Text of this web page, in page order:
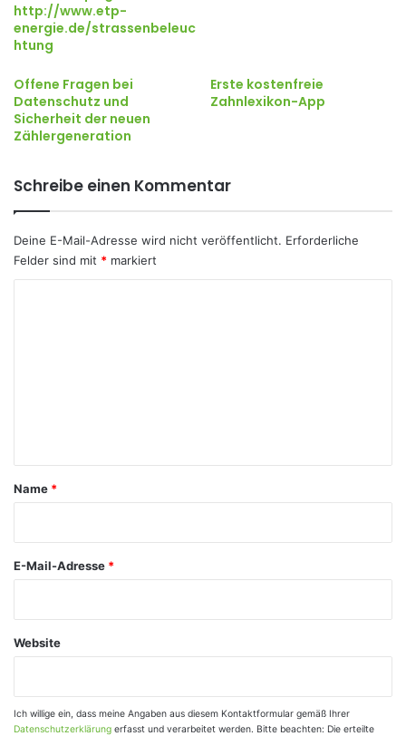
http://www.etp-
energie.de/strassenbeleuc
htung
Offene Fragen bei
Datenschutz und
Sicherheit der neuen
Zählergeneration
Erste kostenfreie
Zahnlexikon-App
Schreibe einen Kommentar
Deine E-Mail-Adresse wird nicht veröffentlicht. Erforderliche
Felder sind mit * markiert
a
Name *
E-Mail-Adresse *
Website
Ich willige ein, dass meine Angaben aus diesem Kontaktformular gemäß Ihrer
Datenschutzerklärung erfasst und verarbeitet werden. Bitte beachten: Die erteilte